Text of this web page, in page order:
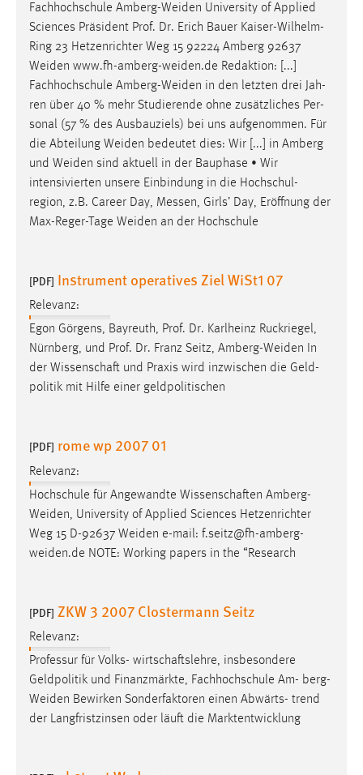
Fachhochschule Amberg-Weiden University of Applied
Sciences Präsident Prof. Dr. Erich Bauer Kaiser-Wilhelm-
Ring 23 Hetzenrichter Weg 15 92224 Amberg 92637
Weiden www.fh-amberg-weiden.de Redaktion: [...]
Fachhochschule Amberg-Weiden in den letzten drei Jah-
ren über 40 % mehr Studierende ohne zusätzliches Per-
sonal (57 % des Ausbauziels) bei uns aufgenommen. Für
die Abteilung Weiden bedeutet dies: Wir [...] in Amberg
und Weiden sind aktuell in der Bauphase • Wir
intensivierten unsere Einbindung in die Hochschul-
region, z.B. Career Day, Messen, Girls’ Day, Eröffnung der
Max-Reger-Tage Weiden an der Hochschule
[PDF] Instrument operatives Ziel WiSt1 07
Relevanz:
Egon Görgens, Bayreuth, Prof. Dr. Karlheinz Ruckriegel,
Nürnberg, und Prof. Dr. Franz Seitz, Amberg-Weiden In
der Wissenschaft und Praxis wird inzwischen die Geld-
politik mit Hilfe einer geldpolitischen
[PDF] rome wp 2007 01
Relevanz:
Hochschule für Angewandte Wissenschaften Amberg-
Weiden, University of Applied Sciences Hetzenrichter
Weg 15 D-92637 Weiden e-mail: f.seitz@fh-amberg-
weiden.de NOTE: Working papers in the “Research
[PDF] ZKW 3 2007 Clostermann Seitz
Relevanz:
Professur für Volks- wirtschaftslehre, insbesondere
Geldpolitik und Finanzmärkte, Fachhochschule Am- berg-
Weiden Bewirken Sonderfaktoren einen Abwärts- trend
der Langfristzinsen oder läuft die Marktentwicklung